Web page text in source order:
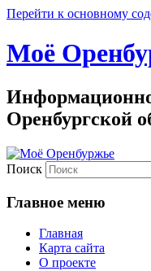
Перейти к основному
Моё
Оренбургской
Поиск
Главное меню
Главная
Карта сайта
О проекте